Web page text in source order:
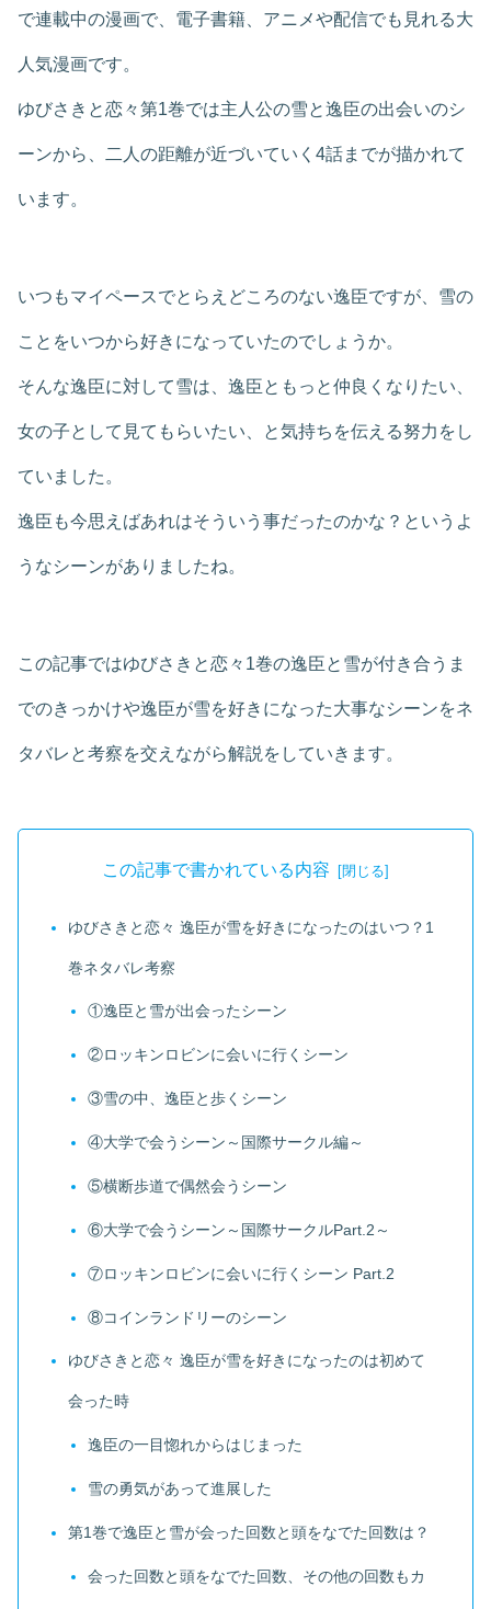
で連載中の漫画で、電子書籍、アニメや配信でも見れる大
人気漫画です。
ゆびさきと恋々第1巻では主人公の雪と逸臣の出会いのシ
ーンから、二人の距離が近づいていく4話までが描かれて
います。
いつもマイペースでとらえどころのない逸臣ですが、雪の
ことをいつから好きになっていたのでしょうか。
そんな逸臣に対して雪は、逸臣ともっと仲良くなりたい、
女の子として見てもらいたい、と気持ちを伝える努力をし
ていました。
逸臣も今思えばあれはそういう事だったのかな？というよ
うなシーンがありましたね。
この記事ではゆびさきと恋々1巻の逸臣と雪が付き合うま
でのきっかけや逸臣が雪を好きになった大事なシーンをネ
タバレと考察を交えながら解説をしていきます。
この記事で書かれている内容
ゆびさきと恋々 逸臣が雪を好きになったのはいつ？1
巻ネタバレ考察
①逸臣と雪が出会ったシーン
②ロッキンロビンに会いに行くシーン
③雪の中、逸臣と歩くシーン
④大学で会うシーン～国際サークル編～
⑤横断歩道で偶然会うシーン
⑥大学で会うシーン～国際サークルPart.2～
⑦ロッキンロビンに会いに行くシーン Part.2
⑧コインランドリーのシーン
ゆびさきと恋々 逸臣が雪を好きになったのは初めて
会った時
逸臣の一目惚れからはじまった
雪の勇気があって進展した
第1巻で逸臣と雪が会った回数と頭をなでた回数は？
会った回数と頭をなでた回数、その他の回数もカ